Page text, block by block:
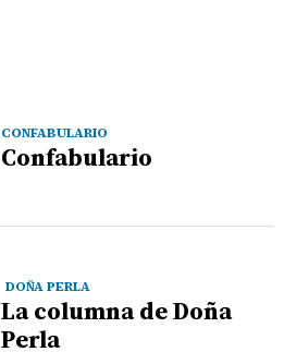
CONFABULARIO
Confabulario
DOÑA PERLA
La columna de Doña
Perla